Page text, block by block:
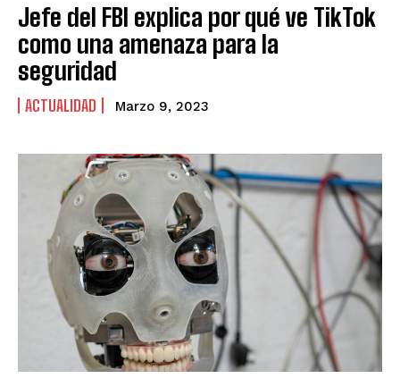
Jefe del FBI explica por qué ve TikTok
como una amenaza para la
seguridad
ACTUALIDAD Marzo 9, 2023